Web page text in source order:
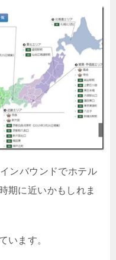
ンバウンドでホテル
期に近いかもしれま
います。